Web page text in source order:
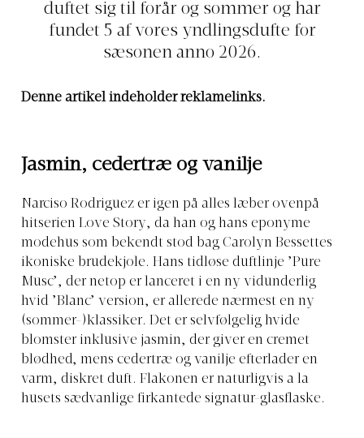
duftet sig til forår og sommer og har
fundet 5 af vores yndlingsdufte for
sæsonen anno 2026.
Denne artikel indeholder reklamelinks.
Jasmin, cedertræ og vanilje
Narciso Rodriguez er igen på alles læber ovenpå
hitserien Love Story, da han og hans eponyme
modehus som bekendt stod bag Carolyn Bessettes
ikoniske brudekjole. Hans tidløse duftlinje ’Pure
Musc’, der netop er lanceret i en ny vidunderlig
hvid ’Blanc’ version, er allerede nærmest en ny
(sommer-)klassiker. Det er selvfølgelig hvide
blomster inklusive jasmin, der giver en cremet
blødhed, mens cedertræ og vanilje efterlader en
varm, diskret duft. Flakonen er naturligvis a la
husets sædvanlige firkantede signatur-glasflaske.